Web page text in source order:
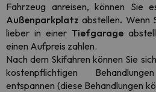
Fahrzeug anreisen, können Sie
Außenparkplatz abstellen. Wenn
lieber in einer Tiefgarage
einen Aufpreis zahlen.
Nach dem Skifahren können Sie
kostenpflichtigen
entspannen (diese Behandlungen